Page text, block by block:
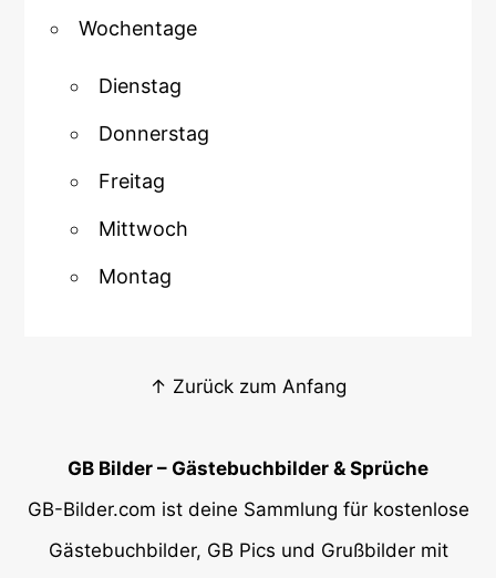
Wochentage
Dienstag
Donnerstag
Freitag
Mittwoch
Montag
↑ Zurück zum Anfang
GB Bilder – Gästebuchbilder & Sprüche
GB-Bilder.com ist deine Sammlung für kostenlose
Gästebuchbilder, GB Pics und Grußbilder mit